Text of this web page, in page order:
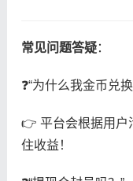
​常见问题答疑​​：
❓“为什么我金币兑
👉 平台会根据用户
住收益！